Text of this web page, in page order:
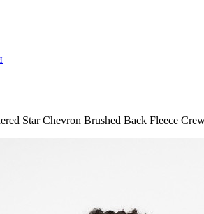
Star Chevron Brushed Back Fleece